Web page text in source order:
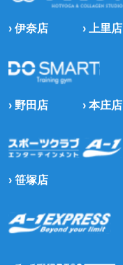
› 伊奈店 › 上里店
› 野田店 › 本庄店
› 笹塚店